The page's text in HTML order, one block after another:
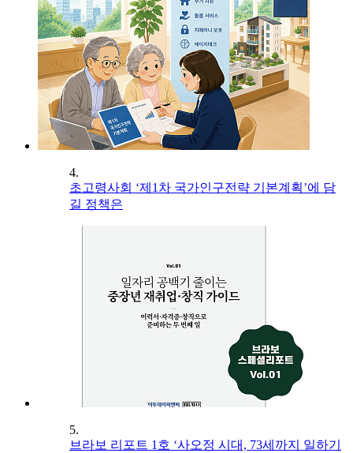
4.
초고령사회 ‘제1차 국가인구전략 기본계획’에 담
길 정책은
5.
브라보 리포트 1호 ‘사오정 시대, 73세까지 일하기